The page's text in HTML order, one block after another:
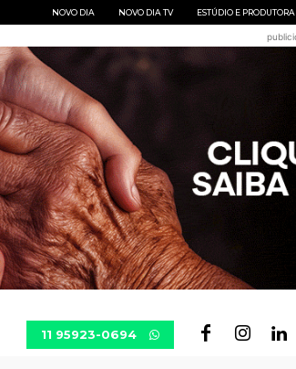
NOVO DIA NOVO DIA TV ESTÚDIO E PRODUTORA
11 95923-0694